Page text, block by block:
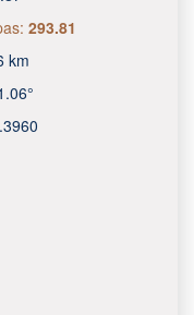
293.81
km